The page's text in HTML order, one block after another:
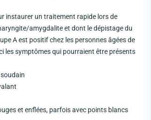
instaurer un traitement rapide lors de
amygdalite et dont le dépistage du
A est positif chez les personnes âgées de
les symptômes qui pourraient être présents
et enflées, parfois avec points blancs